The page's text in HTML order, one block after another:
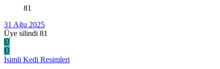
81
31 Ağu 2025
Üye silindi 81
Ü
Ü
İsimli Kedi Resimleri